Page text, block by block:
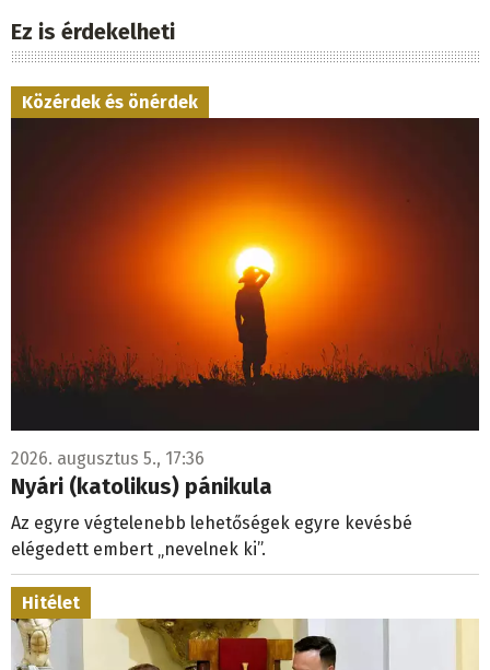
Ez is érdekelheti
Közérdek és önérdek
2026. augusztus 5., 17:36
Nyári (katolikus) pánikula
Az egyre végtelenebb lehetőségek egyre kevésbé
elégedett embert „nevelnek ki”.
Hitélet